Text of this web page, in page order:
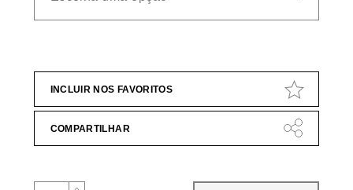
INCLUIR NOS FAVORITOS
COMPARTILHAR